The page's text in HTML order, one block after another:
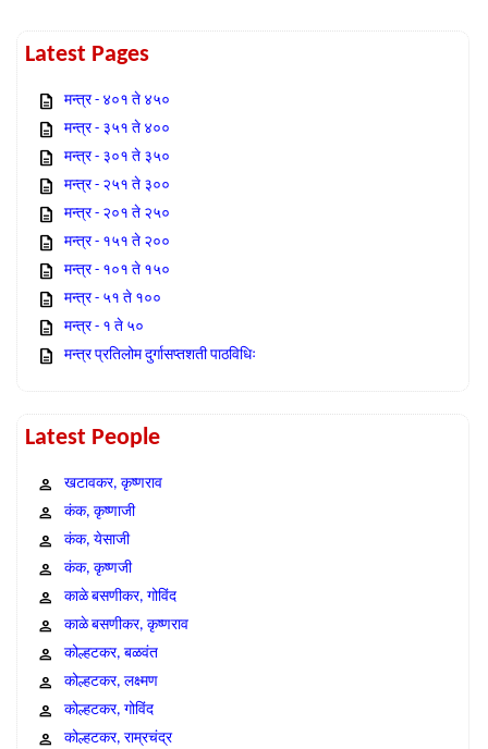
Latest Pages
मन्त्र - ४०१ ते ४५०
मन्त्र - ३५१ ते ४००
मन्त्र - ३०१ ते ३५०
मन्त्र - २५१ ते ३००
मन्त्र - २०१ ते २५०
मन्त्र - १५१ ते २००
मन्त्र - १०१ ते १५०
मन्त्र - ५१ ते १००
मन्त्र - १ ते ५०
मन्त्र प्रतिलोम दुर्गासप्तशती पाठविधिः
Latest People
खटावकर, कृष्णराव
कंक, कृष्णाजी
कंक, येसाजी
कंक, कृष्णजी
काळे बसणीकर, गोविंद
काळे बसणीकर, कृष्णराव
कोल्हटकर, बळवंत
कोल्हटकर, लक्ष्मण
कोल्हटकर, गोविंद
कोल्हटकर, राम्रचंद्र